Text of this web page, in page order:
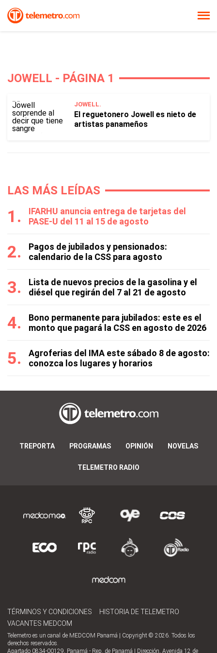
JOWELL - PÁGINA 1
JOWELL.
El reguetonero Jowell es nieto de
artistas panameños
LAS MÁS LEÍDAS
IFARHU anuncia entrega de tarjetas del
PASE-U del 11 al 15 de agosto
Pagos de jubilados y pensionados:
calendario de la CSS para agosto
Lista de nuevos precios de la gasolina y el
diésel que regirán del 7 al 21 de agosto
Bono permanente para jubilados: este es el
monto que pagará la CSS en agosto de 2026
Agroferias del IMA este sábado 8 de agosto:
conozca los lugares y horarios
TREPORTA PROGRAMAS OPINIÓN NOVELAS
TELEMETRO RADIO
TÉRMINOS Y CONDICIONES
HISTORIA DE TELEMETRO
VACANTES MEDCOM
Telemetro es un canal de MEDCOM Panamá | Copyright © 2026. Todos los
derechos reservados.
Apartado 0834-00129, Panamá - Rep. de Panamá | Dirección, Avenida 12 de